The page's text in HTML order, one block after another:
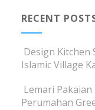
RECENT
Design Kitchen
Islamic Village
Lemari
Perumahan